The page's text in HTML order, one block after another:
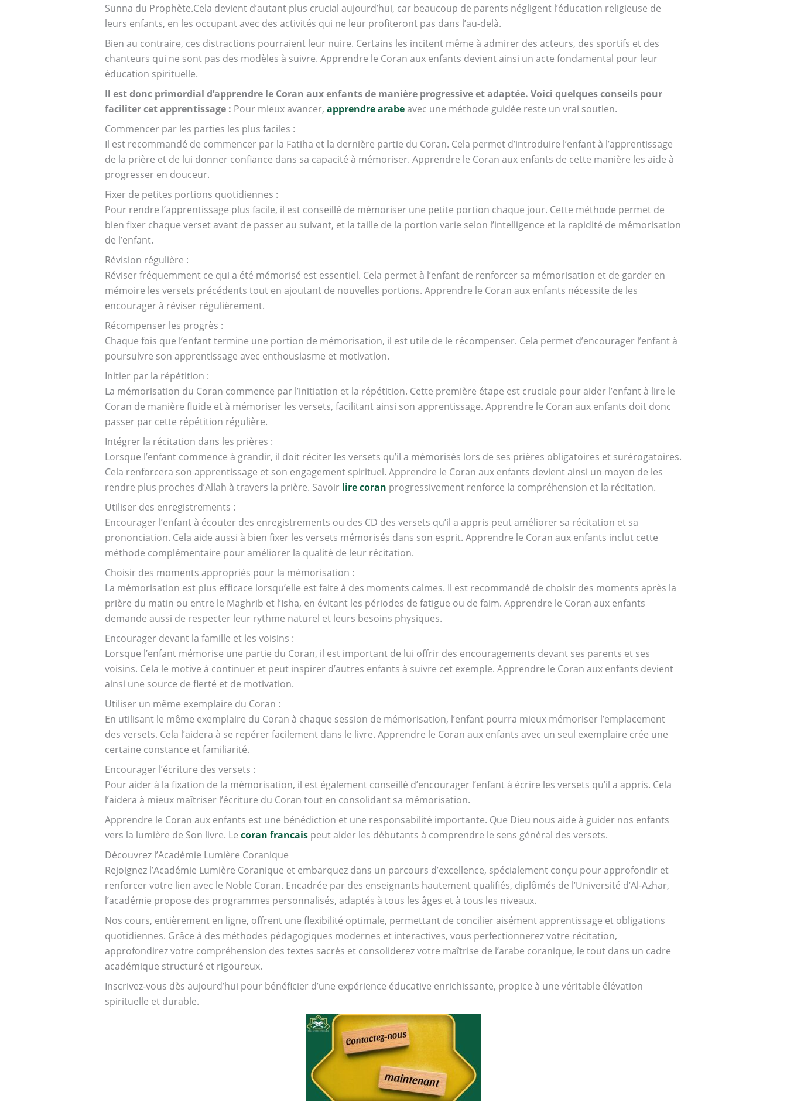
Sunna du Prophète.Cela devient d’autant plus crucial aujourd’hui, car beaucoup de parents négligent l’éducation religieuse de
leurs enfants, en les occupant avec des activités qui ne leur profiteront pas dans l’au-delà.
Bien au contraire, ces distractions pourraient leur nuire. Certains les incitent même à admirer des acteurs, des sportifs et des
chanteurs qui ne sont pas des modèles à suivre. Apprendre le Coran aux enfants devient ainsi un acte fondamental pour leur
éducation spirituelle.
Il est donc primordial d’apprendre le Coran aux enfants de manière progressive et adaptée. Voici quelques conseils pour
faciliter cet apprentissage : Pour mieux avancer, apprendre arabeavec une méthode guidée reste un vrai soutien.
Commencer par les parties les plus faciles :
Il est recommandé de commencer par la Fatiha et la dernière partie du Coran. Cela permet d’introduire l’enfant à l’apprentissage
de la prière et de lui donner confiance dans sa capacité à mémoriser. Apprendre le Coran aux enfants de cette manière les aide à
progresser en douceur.
Fixer de petites portions quotidiennes :
Pour rendre l’apprentissage plus facile, il est conseillé de mémoriser une petite portion chaque jour. Cette méthode permet de
bien fixer chaque verset avant de passer au suivant, et la taille de la portion varie selon l’intelligence et la rapidité de mémorisation
de l’enfant.
Révision régulière :
Réviser fréquemment ce qui a été mémorisé est essentiel. Cela permet à l’enfant de renforcer sa mémorisation et de garder en
mémoire les versets précédents tout en ajoutant de nouvelles portions. Apprendre le Coran aux enfants nécessite de les
encourager à réviser régulièrement.
Récompenser les progrès :
Chaque fois que l’enfant termine une portion de mémorisation, il est utile de le récompenser. Cela permet d’encourager l’enfant à
poursuivre son apprentissage avec enthousiasme et motivation.
Initier par la répétition :
La mémorisation du Coran commence par l’initiation et la répétition. Cette première étape est cruciale pour aider l’enfant à lire le
Coran de manière fluide et à mémoriser les versets, facilitant ainsi son apprentissage. Apprendre le Coran aux enfants doit donc
passer par cette répétition régulière.
Intégrer la récitation dans les prières :
Lorsque l’enfant commence à grandir, il doit réciter les versets qu’il a mémorisés lors de ses prières obligatoires et surérogatoires.
Cela renforcera son apprentissage et son engagement spirituel. Apprendre le Coran aux enfants devient ainsi un moyen de les
rendre plus proches d’Allah à travers la prière. Savoir lire coran progressivement renforce la compréhension et la récitation.
Utiliser des enregistrements :
Encourager l’enfant à écouter des enregistrements ou des CD des versets qu’il a appris peut améliorer sa récitation et sa
prononciation. Cela aide aussi à bien fixer les versets mémorisés dans son esprit. Apprendre le Coran aux enfants inclut cette
méthode complémentaire pour améliorer la qualité de leur récitation.
Choisir des moments appropriés pour la mémorisation :
La mémorisation est plus efficace lorsqu’elle est faite à des moments calmes. Il est recommandé de choisir des moments après la
prière du matin ou entre le Maghrib et l’Isha, en évitant les périodes de fatigue ou de faim. Apprendre le Coran aux enfants
demande aussi de respecter leur rythme naturel et leurs besoins physiques.
Encourager devant la famille et les voisins :
Lorsque l’enfant mémorise une partie du Coran, il est important de lui offrir des encouragements devant ses parents et ses
voisins. Cela le motive à continuer et peut inspirer d’autres enfants à suivre cet exemple. Apprendre le Coran aux enfants devient
ainsi une source de fierté et de motivation.
Utiliser un même exemplaire du Coran :
En utilisant le même exemplaire du Coran à chaque session de mémorisation, l’enfant pourra mieux mémoriser l’emplacement
des versets. Cela l’aidera à se repérer facilement dans le livre. Apprendre le Coran aux enfants avec un seul exemplaire crée une
certaine constance et familiarité.
Encourager l’écriture des versets :
Pour aider à la fixation de la mémorisation, il est également conseillé d’encourager l’enfant à écrire les versets qu’il a appris. Cela
l’aidera à mieux maîtriser l’écriture du Coran tout en consolidant sa mémorisation.
Apprendre le Coran aux enfants est une bénédiction et une responsabilité importante. Que Dieu nous aide à guider nos enfants
vers la lumière de Son livre. Le coran francaispeut aider les débutants à comprendre le sens général des versets.
Découvrez l’Académie Lumière Coranique
Rejoignez l’Académie Lumière Coranique et embarquez dans un parcours d’excellence, spécialement conçu pour approfondir et
renforcer votre lien avec le Noble Coran. Encadrée par des enseignants hautement qualifiés, diplômés de l’Université d’Al-Azhar,
l’académie propose des programmes personnalisés, adaptés à tous les âges et à tous les niveaux.
Nos cours, entièrement en ligne, offrent une flexibilité optimale, permettant de concilier aisément apprentissage et obligations
quotidiennes. Grâce à des méthodes pédagogiques modernes et interactives, vous perfectionnerez votre récitation,
approfondirez votre compréhension des textes sacrés et consoliderez votre maîtrise de l’arabe coranique, le tout dans un cadre
académique structuré et rigoureux.
Inscrivez-vous dès aujourd’hui pour bénéficier d’une expérience éducative enrichissante, propice à une véritable élévation
spirituelle et durable.